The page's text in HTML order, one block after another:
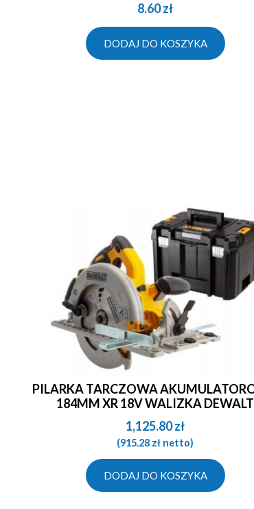
8.60zł
DODAJ DO KOSZYKA
PILARKA TARCZOWA AKUMULATOROWA
184MM XR 18V WALIZKA DEWALT
1,125.80zł
(915.28 zł netto)
DODAJ DO KOSZYKA